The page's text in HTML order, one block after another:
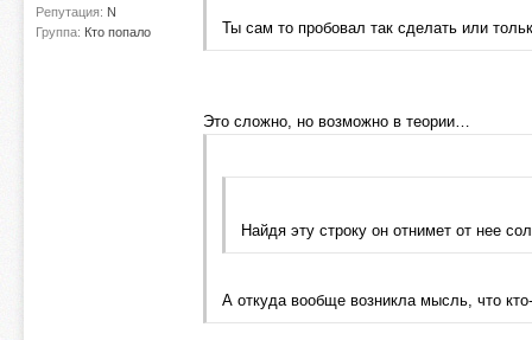
Репутация: N
Группа: Кто попало Ты сам то пробовал так сделать или
Это сложно, но возможно в теории…
Найдя эту строку он отнимет от нее
А откуда вообще возникла мысль, что